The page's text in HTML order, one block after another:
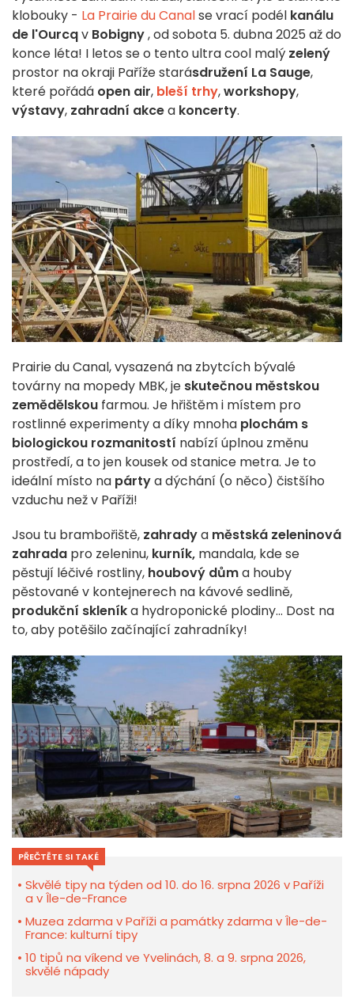
klobouky - La Prairie du Canalse vrací podél kanálu
de l'Ourcqv Bobigny, odsobota 5. dubna 2025 až do
konce léta! I letos se o tento ultra cool malý zelený
prostor na okraji Paříže starásdružení La Sauge,
které pořádá open air, bleší trhy,workshopy,
výstavy, zahradní akcea koncerty.
Prairie du Canal, vysazená na zbytcích bývalé
továrny na mopedy MBK, je skutečnou městskou
zemědělskou farmou. Je hřištěm i místem pro
rostlinné experimenty a díky mnoha plochám s
biologickou rozmanitostí nabízí úplnou změnu
prostředí, a to jen kousek od stanice metra. Je to
ideální místo na pártya dýchání (o něco) čistšího
vzduchu než v Paříži!
Jsou tu brambořiště, zahradya městská zeleninová
zahrada pro zeleninu, kurník, mandala, kde se
pěstují léčivé rostliny, houbový důma houby
pěstované v kontejnerech na kávové sedlině,
produkční skleníka hydroponické plodiny... Dost na
to, aby potěšilo začínající zahradníky!
PŘEČTĚTE SI TAKÉ
Skvělé tipy na týden od 10. do 16. srpna 2026 v Paříži
a v Île-de-France
Muzea zdarma v Paříži a památky zdarma v Île-de-
France: kulturní tipy
10 tipů na víkend ve Yvelinách, 8. a 9. srpna 2026,
skvělé nápady